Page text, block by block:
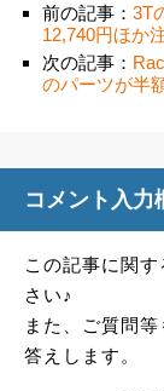
前の記事： 3T
12,740円ほか
次の記事：
のパーツが半
コメント入力
この記事に関
さい♪
また、ご質問
答えします。